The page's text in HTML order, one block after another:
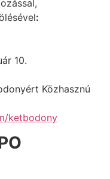
:
10.
Közhasznú
ketbodony